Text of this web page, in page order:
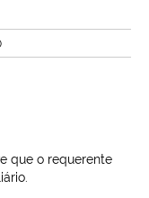
que o requerente